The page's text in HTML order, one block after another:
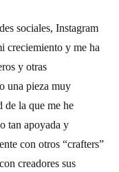
sociales, Instagram
creciemiento y me ha
y otras
una pieza muy
de la que me he
tan apoyada y
con otros “crafters”
creadores sus